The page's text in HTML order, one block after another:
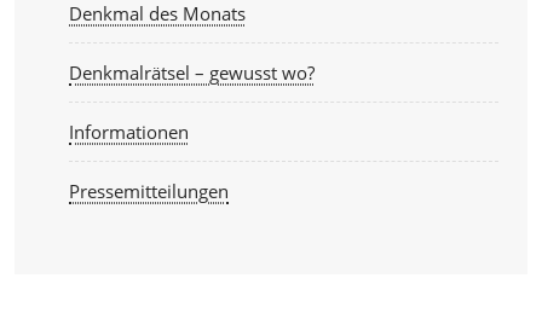
Denkmal des Monats
Denkmalrätsel – gewusst wo?
Informationen
Pressemitteilungen